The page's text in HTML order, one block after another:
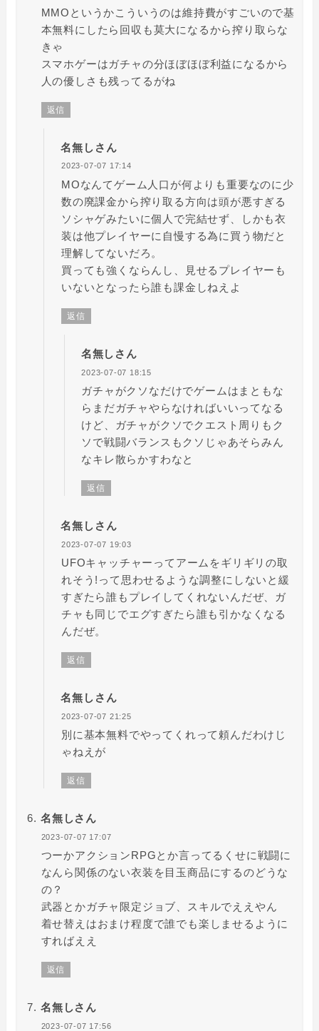
MMOというかこういうのは維持費がすごいので基
本無料にしたら回収も莫大になるから搾り取らな
きゃ
スマホゲーはガチャの分ほぼほぼ利益になるから
人の優しさも残ってるがね
返信
名無しさん
2023-07-07 17:14
MOなんてゲーム人口が何よりも重要なのに少
数の廃課金から搾り取る方向は頭が悪すぎる
ソシャゲみたいに個人で完結せず、しかも衣
装は他プレイヤーに自慢する為に買う物だと
理解してないだろ。
買っても強くならんし、見せるプレイヤーも
いないとなったら誰も課金しねえよ
返信
名無しさん
2023-07-07 18:15
ガチャがクソなだけでゲームはまともな
らまだガチャやらなければいいってなる
けど、ガチャがクソでクエスト周りもク
ソで戦闘バランスもクソじゃあそらみん
なキレ散らかすわなと
返信
名無しさん
2023-07-07 19:03
UFOキャッチャーってアームをギリギリの取
れそう!って思わせるような調整にしないと緩
すぎたら誰もプレイしてくれないんだぜ、ガ
チャも同じでエグすぎたら誰も引かなくなる
んだぜ。
返信
名無しさん
2023-07-07 21:25
別に基本無料でやってくれって頼んだわけじ
ゃねえが
返信
名無しさん
2023-07-07 17:07
つーかアクションRPGとか言ってるくせに戦闘に
なんら関係のない衣装を目玉商品にするのどうな
の？
武器とかガチャ限定ジョブ、スキルでええやん
着せ替えはおまけ程度で誰でも楽しませるように
すればええ
返信
名無しさん
2023-07-07 17:56